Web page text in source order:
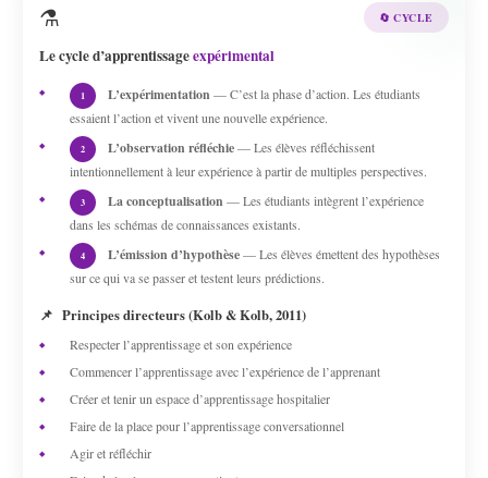
⚗️ 🔄 CYCLE
Le cycle d’apprentissageexpérimental
1 L’expérimentation — C’est la phase d’action. Les étudiants
essaient l’action et vivent une nouvelle expérience.
2 L’observation réfléchie— Les élèves réfléchissent
intentionnellement à leur expérience à partir de multiples perspectives.
3 La conceptualisation — Les étudiants intègrent l’expérience
dans les schémas de connaissances existants.
4 L’émission d’hypothèse— Les élèves émettent des hypothèses
sur ce qui va se passer et testent leurs prédictions.
📌 Principes directeurs (Kolb & Kolb, 2011)
Respecter l’apprentissage et son expérience
Commencer l’apprentissage avec l’expérience de l’apprenant
Créer et tenir un espace d’apprentissage hospitalier
Faire de la place pour l’apprentissage conversationnel
Agir et réfléchir